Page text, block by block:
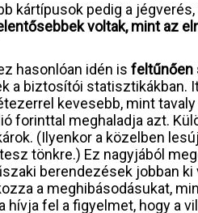
kártípusok pedig a
voltak, mint az
hasonlóan idén is feltűnően
a biztosítói statisztikákban.
kevesebb, mint
forinttal meghaladja azt.
(Ilyenkor a közelben
tönkre.) Ez nagyjából
berendezések jobban
a meghibásodásukat,
hívja fel a figyelmet, hogy a